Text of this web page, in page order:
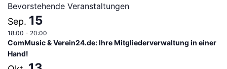
Bevorstehende Veranstaltungen
Sep. 15
18:00 - 20:00
ComMusic & Verein24.de: Ihre Mitgliederverwaltung in einer
Hand!